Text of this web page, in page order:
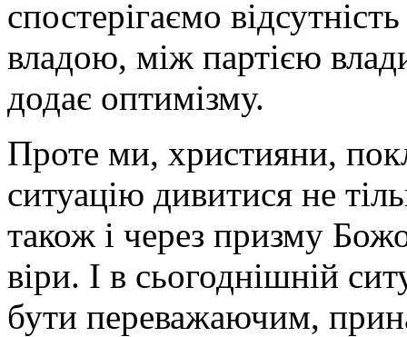
спостерігаємо
владою, між партією
додає оптимізму.
Проте ми, християни,
ситуацію дивитися не
також і через призму
віри. І в сьогоднішній
бути переважаючим,